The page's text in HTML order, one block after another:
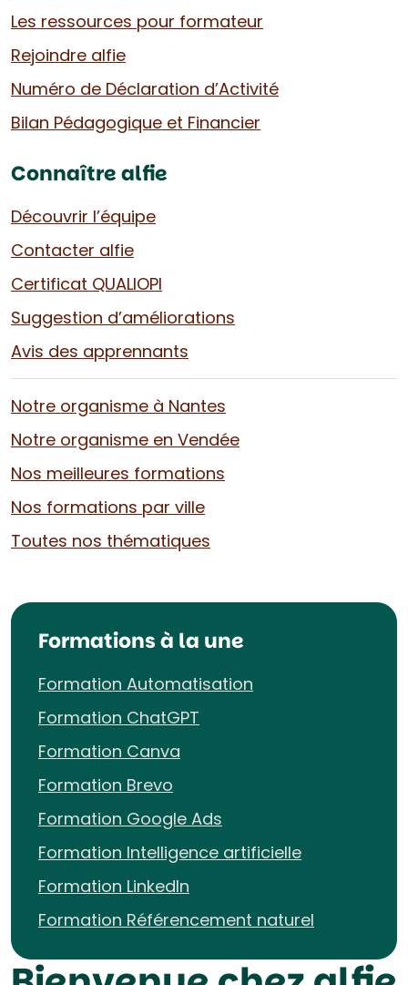
Les ressources pour formateur
Rejoindre alfie
Numéro de Déclaration d’Activité
Bilan Pédagogique et Financier
Connaître alfie
Découvrir l’équipe
Contacter alfie
Certificat QUALIOPI
Suggestion d’améliorations
Avis des apprennants
Notre organisme à Nantes
Notre organisme en Vendée
Nos meilleures formations
Nos formations par ville
Toutes nos thématiques
Formations à la une
Formation Automatisation
Formation ChatGPT
Formation Canva
Formation Brevo
Formation Google Ads
Formation Intelligence artificielle
Formation LinkedIn
Formation Référencement naturel